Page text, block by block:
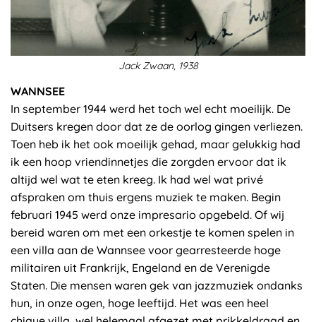
Jack Zwaan, 1938
WANNSEE
In september 1944 werd het toch wel echt moeilijk. De
Duitsers kregen door dat ze de oorlog gingen verliezen.
Toen heb ik het ook moeilijk gehad, maar gelukkig had
ik een hoop vriendinnetjes die zorgden ervoor dat ik
altijd wel wat te eten kreeg. Ik had wel wat privé
afspraken om thuis ergens muziek te maken. Begin
februari 1945 werd onze impresario opgebeld. Of wij
bereid waren om met een orkestje te komen spelen in
een villa aan de Wannsee voor gearresteerde hoge
militairen uit Frankrijk, Engeland en de Verenigde
Staten. Die mensen waren gek van jazzmuziek ondanks
hun, in onze ogen, hoge leeftijd. Het was een heel